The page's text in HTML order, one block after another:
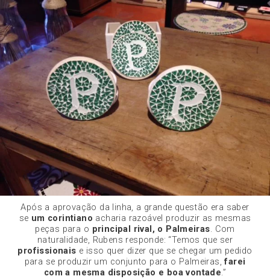
Após a aprovação da linha, a grande questão era saber
se um corintiano acharia razoável produzir as mesmas
peças para o principal rival, o Palmeiras. Com
naturalidade, Rubens responde: “Temos que ser
profissionais e isso quer dizer que se chegar um pedido
para se produzir um conjunto para o Palmeiras,farei
com a mesma disposição e boa vontade.”